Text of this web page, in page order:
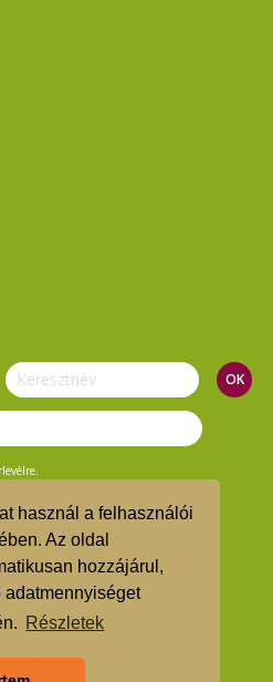
használ a felhasználói
Az oldal
hozzájárul,
adatmennyiséget
Részletek
Kosár 2019.
ÁSZF
TMR